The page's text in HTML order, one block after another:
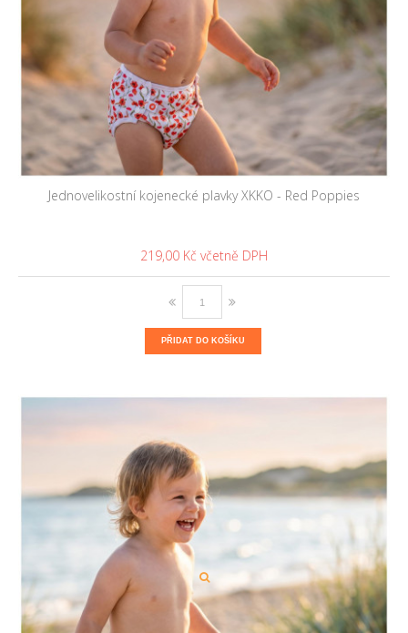
Jednovelikostní kojenecké plavky XKKO - Red Poppies
219,00 Kč
PŘIDAT DO KOŠÍKU